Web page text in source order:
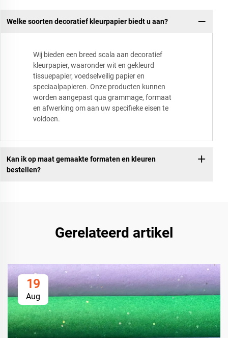
Welke soorten decoratief kleurpapier biedt u aan?
Wij bieden een breed scala aan decoratief
kleurpapier, waaronder wit en gekleurd
tissuepapier, voedselveilig papier en
speciaalpapieren. Onze producten kunnen
worden aangepast qua grammage, formaat
en afwerking om aan uw specifieke eisen te
voldoen.
Kan ik op maat gemaakte formaten en kleuren
bestellen?
Gerelateerd artikel
19
Aug